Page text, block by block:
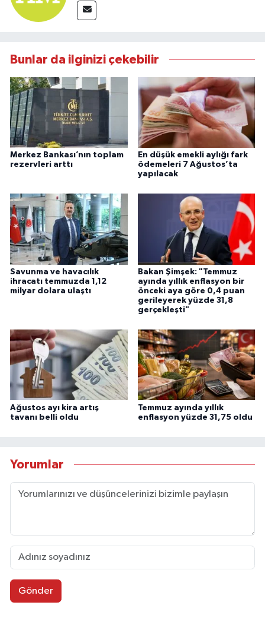
Bunlar da ilginizi çekebilir
Merkez Bankası’nın toplam
rezervleri arttı
En düşük emekli aylığı fark
ödemeleri 7 Ağustos’ta
yapılacak
Savunma ve havacılık
ihracatı temmuzda 1,12
milyar dolara ulaştı
Bakan Şimşek: "Temmuz
ayında yıllık enflasyon bir
önceki aya göre 0,4 puan
gerileyerek yüzde 31,8
gerçekleşti"
Ağustos ayı kira artış
tavanı belli oldu
Temmuz ayında yıllık
enflasyon yüzde 31,75 oldu
Yorumlar
Gönder